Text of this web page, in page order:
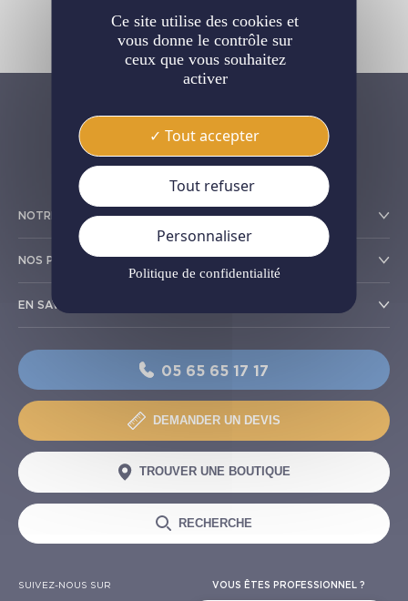
NOTRE RÉSEAU
NOS PRODUITS
EN SAVOIR PLUS
05 65 65 17 17
DEMANDER UN DEVIS
TROUVER UNE BOUTIQUE
RECHERCHE
SUIVEZ-NOUS SUR VOUS ÊTES PROFESSIONNEL ?
Ce site utilise des cookies et
vous donne le contrôle sur
ceux que vous souhaitez
activer
Tout accepter
Tout refuser
Personnaliser
Politique de confidentialité